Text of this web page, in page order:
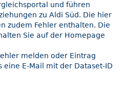
und führen
zu Aldi Süd. Die hier
zudem Fehler enthalten. Die
Sie auf der Homepage
melden oder Eintrag
eine E-Mail mit der Dataset-ID